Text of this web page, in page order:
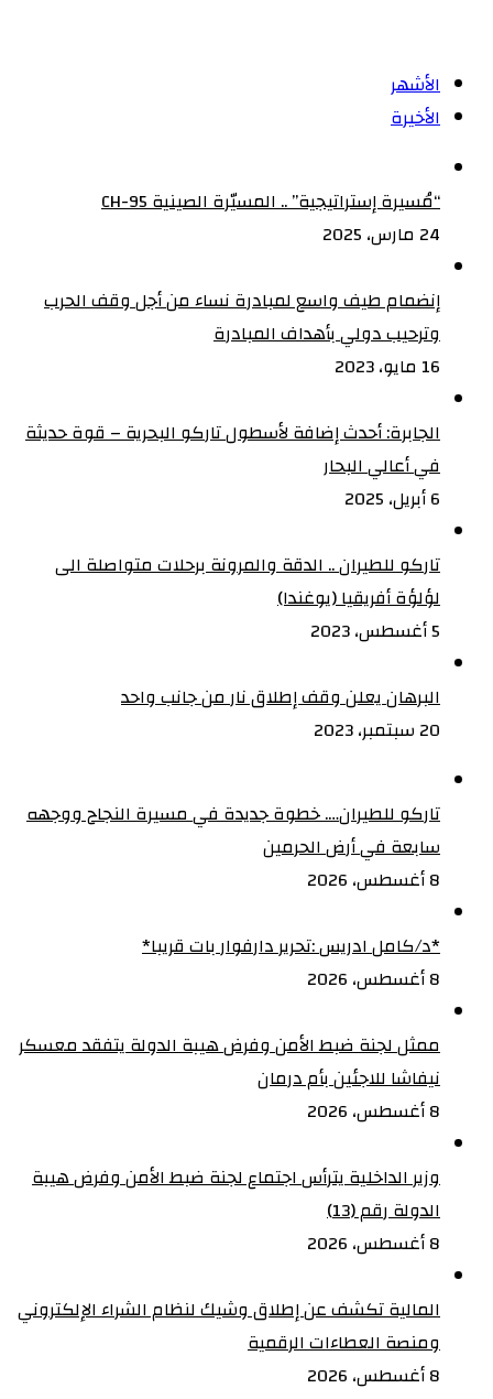
الأشهر
الأخيرة
“مُسيرة إستراتيجية” .. المسيّرة الصينية CH-95
24 مارس، 2025
إنضمام طيف واسع لمبادرة نساء من أجل وقف الحرب
وترحيب دولي بأهداف المبادرة
16 مايو، 2023
الجابرة: أحدث إضافة لأسطول تاركو البحرية – قوة حديثة
في أعالي البحار
6 أبريل، 2025
تاركو للطيران .. الدقة والمرونة برحلات متواصلة الى
لؤلؤة أفريقيا (يوغندا)
5 أغسطس، 2023
البرهان يعلن وقف إطلاق نار من جانب واحد
20 سبتمبر، 2023
تاركو للطيران…. خطوة جديدة في مسيرة النجاح ووجهه
سابعة في أرض الحرمين
8 أغسطس، 2026
‏*د/كامل ادريس :تحرير دارفوار بات قريبا*
8 أغسطس، 2026
ممثل لجنة ضبط الأمن وفرض هيبة الدولة يتفقد معسكر
نيفاشا للاجئين بأم درمان
8 أغسطس، 2026
وزير الداخلية يترأس اجتماع لجنة ضبط الأمن وفرض هيبة
الدولة رقم (13)
8 أغسطس، 2026
المالية تكشف عن إطلاق وشيك لنظام الشراء الإلكتروني
ومنصة العطاءات الرقمية
8 أغسطس، 2026